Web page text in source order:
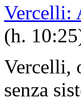
Vercelli:
(h.
Vercelli,
senza